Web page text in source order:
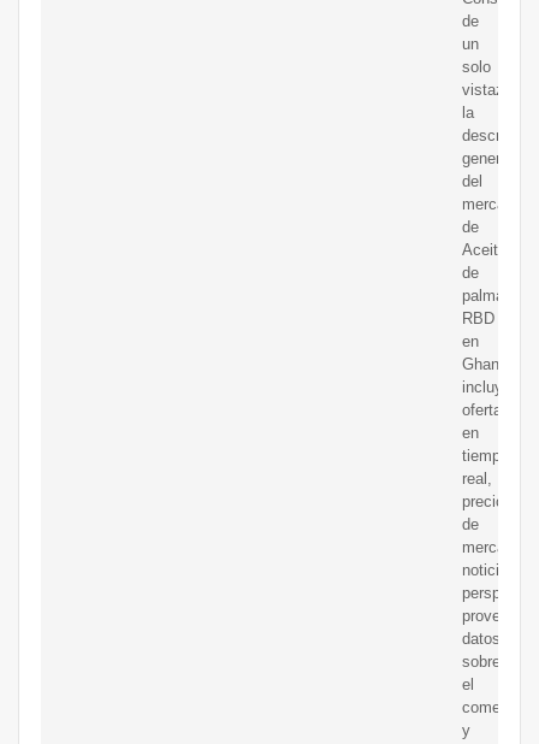
de
un
solo
vistazo
la
general
del
mercado
de
Aceite
de
palma
RBD
en
Ghana,
incluyendo
ofertas
en
tiempo
real,
precios
de
mercado,
noticias,
datos
sobre
el
comercio
y